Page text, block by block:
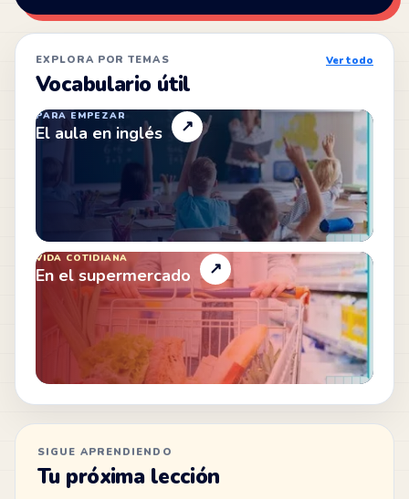
EXPLORA POR TEMAS
Vocabulario útil
Ver todo
PARA EMPEZAR
El aula en inglés ↗
VIDA COTIDIANA
En el supermercado ↗
SIGUE APRENDIENDO
Tu próxima lección